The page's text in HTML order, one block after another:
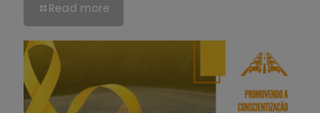
Read more